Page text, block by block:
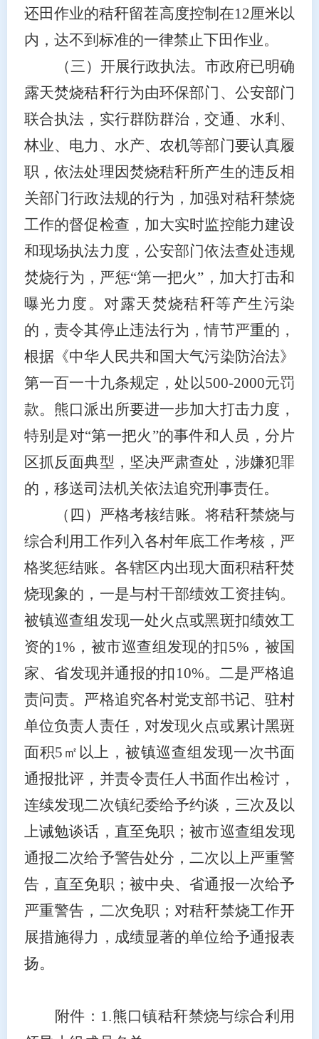
还田作业的秸秆留茬高度控制在12厘米以
内， 达不到标准的一律禁止下田作业。
（三）开展行政执法。市政府已明确
露天焚烧秸秆行为由环保部门、公安部门
联合执法，实行群防群治，交通、水利、
林业、电力、水产、农机等部门要认真履
职，依法处理因焚烧秸秆所产生的违反相
关部门行政法规的行为，加强对秸秆禁烧
工作的督促检查，加大实时监控能力建设
和现场执法力度，公安部门依法查处违规
焚烧行为，严惩“第一把火”，加大打击和
曝光力度。对露天焚烧秸秆等产生污染
的，责令其停止违法行为，情节严重的，
根据《中华人民共和国大气污染防治法》
第一百一十九条规定，处以500-2000元罚
款。熊口派出所要进一步加大打击力度，
特别是对“第一把火”的事件和人员，分片
区抓反面典型，坚决严肃查处，涉嫌犯罪
的，移送司法机关依法追究刑事责任。
（四） 严格考核结账。 将秸秆禁烧与
综合利用工作列入各村年底工作考核，严
格奖惩结账。各辖区内出现大面积秸秆焚
烧现象的，一是与村干部绩效工资挂钩。
被镇巡查组发现一处火点或黑斑扣绩效工
资的1%，被市巡查组发现的扣5%，被国
家、省发现并通报的扣10%。二是严格追
责问责。严格追究各村党支部书记、驻村
单位负责人责任，对发现火点或累计黑斑
面积5㎡以上，被镇巡查组发现一次书面
通报批评，并责令责任人书面作出检讨，
连续发现二次镇纪委给予约谈，三次及以
上诫勉谈话，直至免职；被市巡查组发现
通报二次给予警告处分，二次以上严重警
告，直至免职；被中央、省通报一次给予
严重警告，二次免职；对秸秆禁烧工作开
展措施得力，成绩显著的单位给予通报表
扬。
附件： 1.熊口镇秸秆禁烧与综合利用